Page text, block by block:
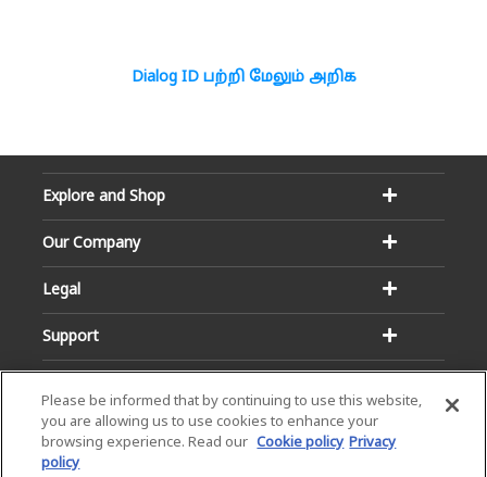
Dialog ID பற்றி மேலும் அறிக
Explore and Shop
Our Company
Legal
Support
Please be informed that by continuing to use this website,
you are allowing us to use cookies to enhance your
browsing experience. Read our Cookie policy Privacy
policy